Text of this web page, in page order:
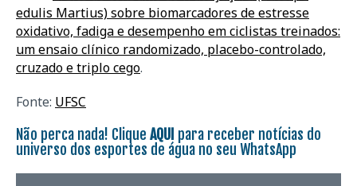
edulis Martius) sobre biomarcadores de estresse
oxidativo, fadiga e desempenho em ciclistas treinados:
um ensaio clínico randomizado, placebo-controlado,
cruzado e triplo cego.
Fonte: UFSC
Não perca nada! Clique AQUI para receber notícias do
universo dos esportes de água no seu WhatsApp